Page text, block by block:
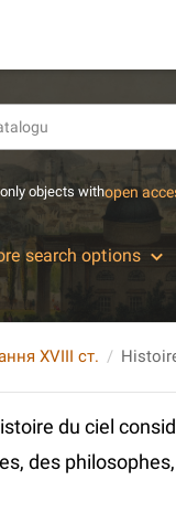
only objects withopen
search options
XVIII ст.
du ciel
des